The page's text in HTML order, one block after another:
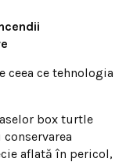
ce tehnologia
box turtle
aflată în pericol,